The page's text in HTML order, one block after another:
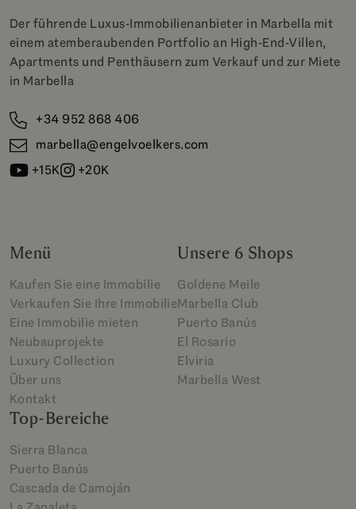
Der führende Luxus-Immobilienanbieter in Marbella mit
einem atemberaubenden Portfolio an High-End-Villen,
Apartments und Penthäusern zum Verkauf und zur Miete
in Marbella
+34 952 868 406
marbella@engelvoelkers.com
+15K
+20K
Menü
Kaufen Sie eine Immobilie
Verkaufen Sie Ihre Immobilie
Eine Immobilie mieten
Neubauprojekte
Luxury Collection
Über uns
Kontakt
Unsere 6 Shops
Goldene Meile
Marbella Club
Puerto Banús
El Rosario
Elviria
Marbella West
Top-Bereiche
Sierra Blanca
Puerto Banús
Cascada de Camoján